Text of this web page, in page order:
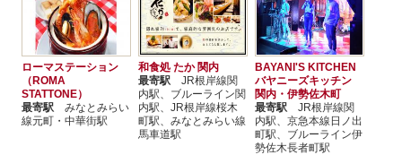
ローマステーション
（ROMA
STATTONE）
最寄駅 みなとみらい
線元町・中華街駅
和食処 たか 関内
最寄駅 JR根岸線関
内駅、ブルーライン関
内駅、JR根岸線桜木
町駅、みなとみらい線
馬車道駅
BAYANI'S KITCHEN
バヤニーズキッチン
関内・伊勢佐木町
最寄駅 JR根岸線関
内駅、京急本線日ノ出
町駅、ブルーライン伊
勢佐木長者町駅